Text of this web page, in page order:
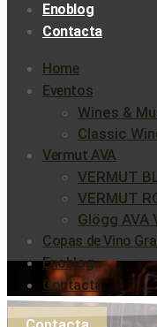
Enoblog
Contacta
Home
Eventos
Wines &
Classic
Vermut AVA
VERMUT
VERMUT
Glögg AVA
Copas de Vino
Enoblog
Contacta